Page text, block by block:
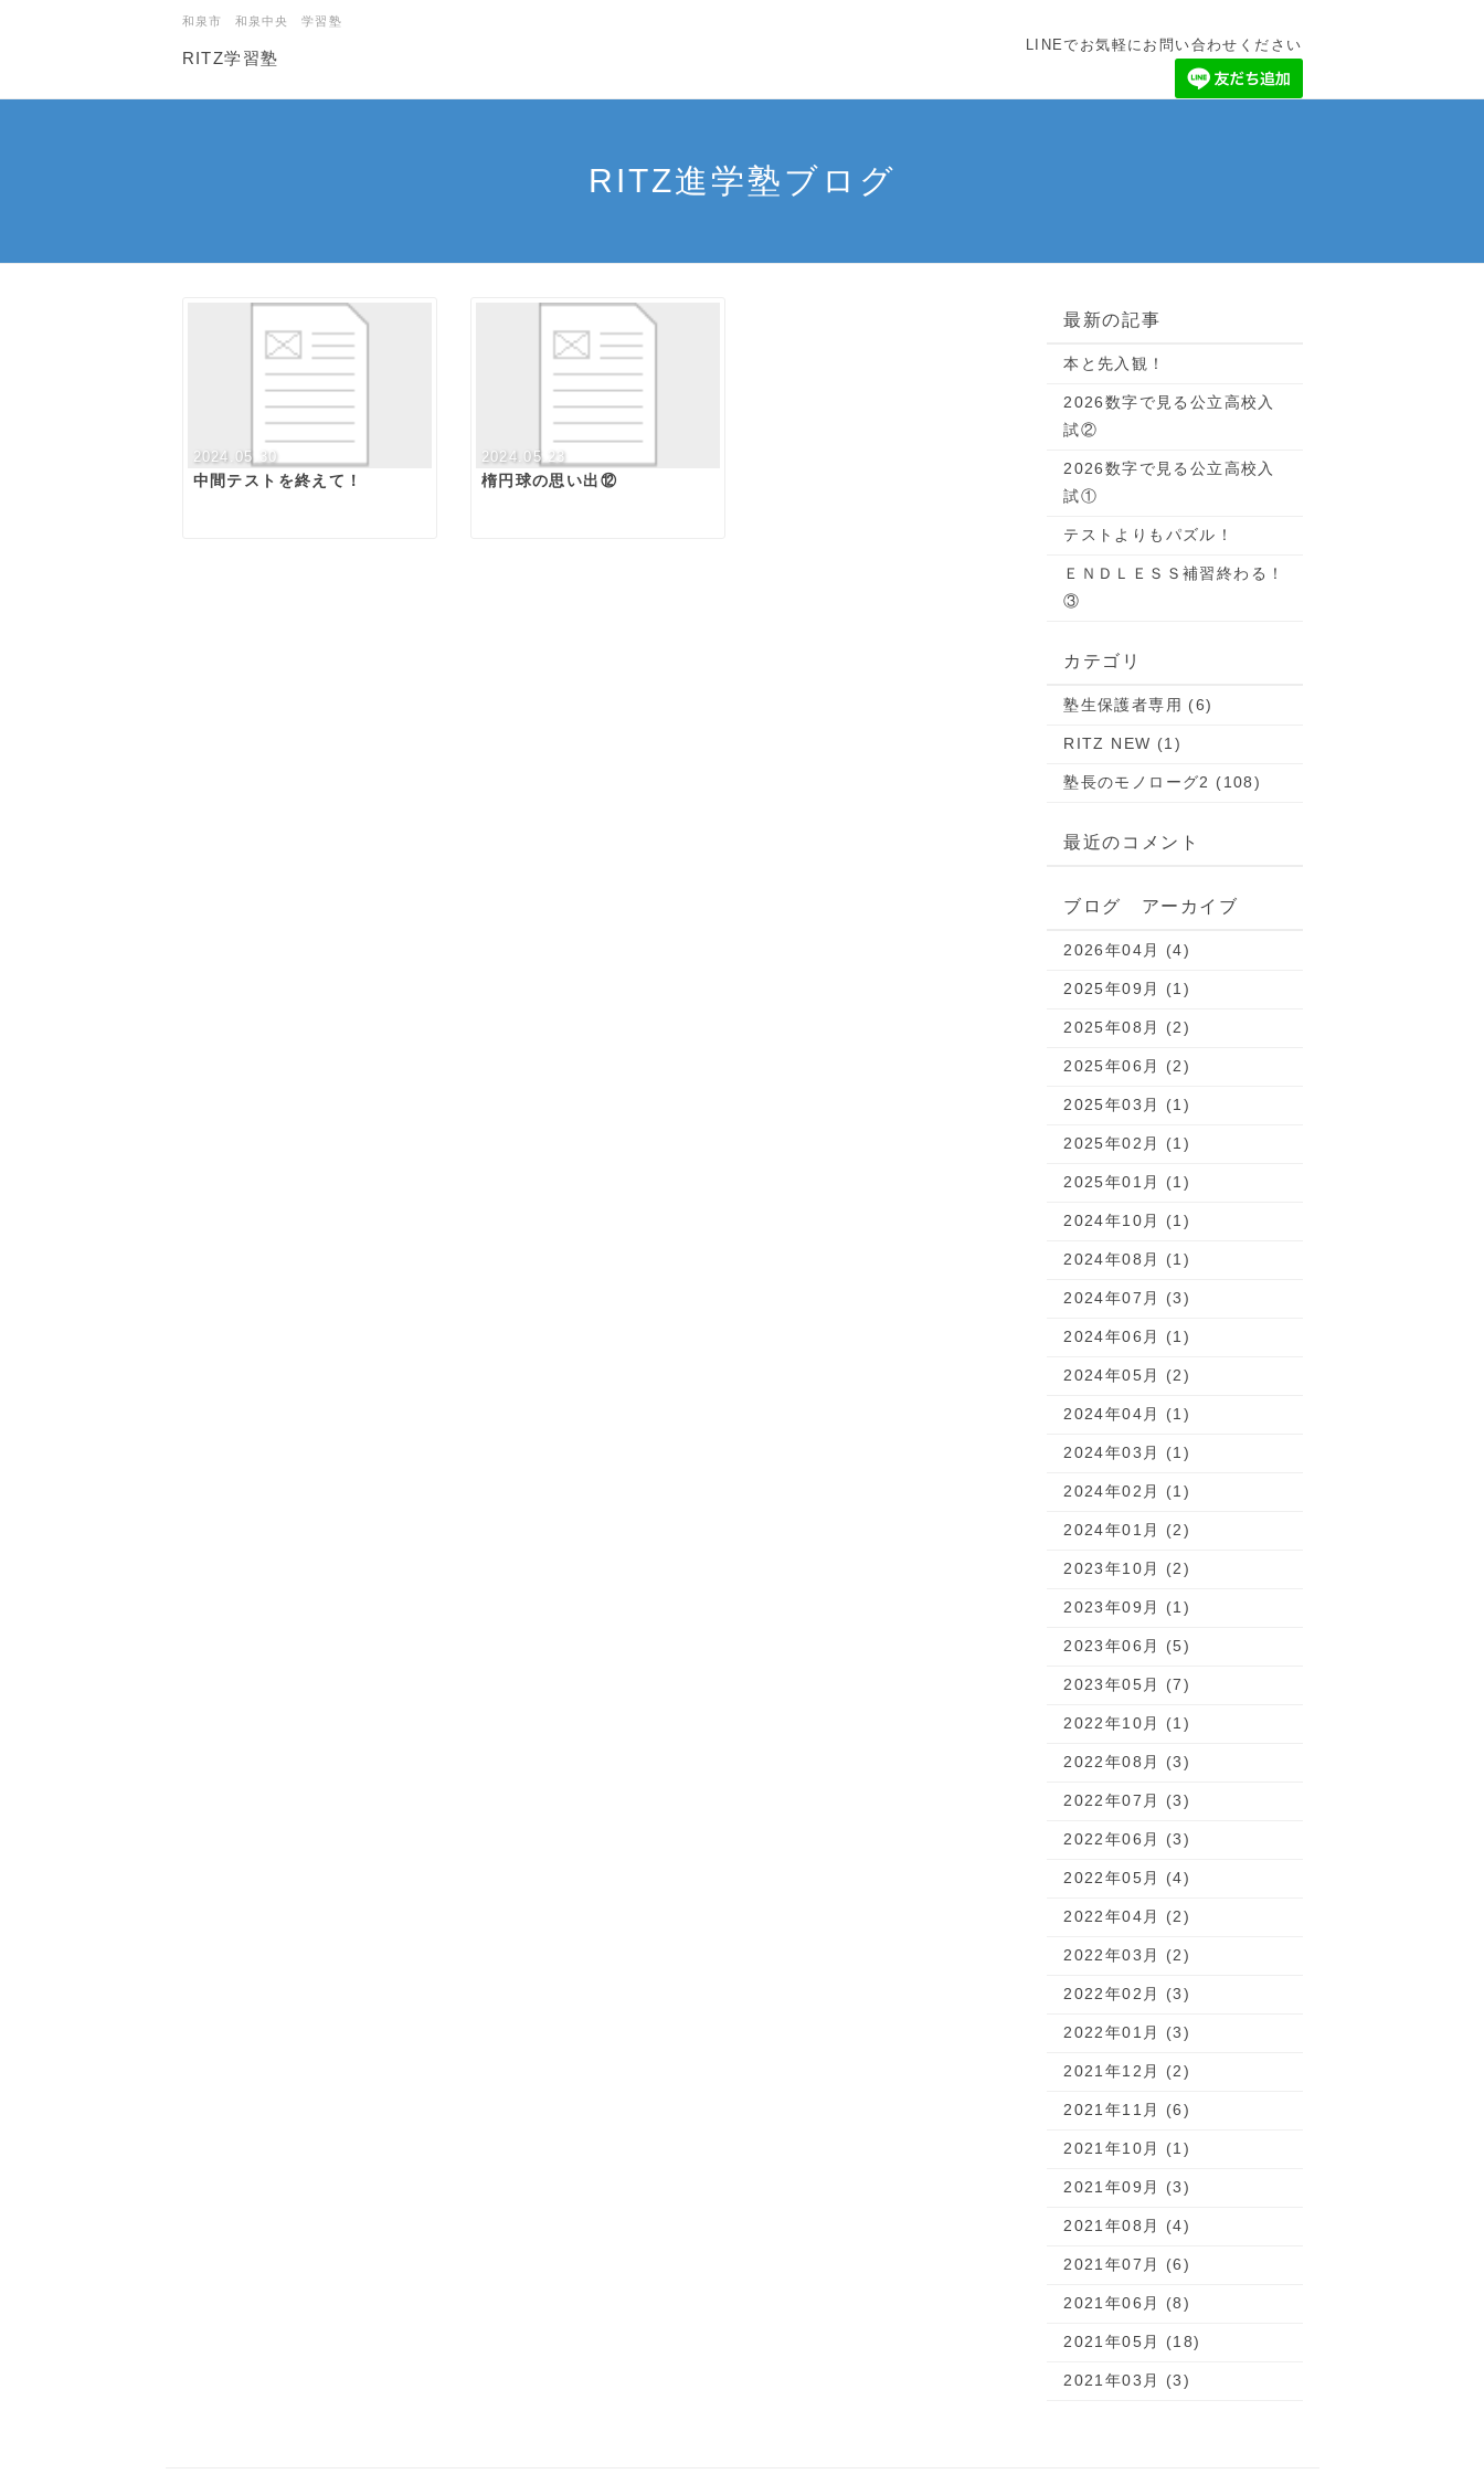
和泉市 和泉中央 学習塾
RITZ学習塾
LINEでお気軽にお問い合わせください
RITZ進学塾ブログ
2024.05.30
中間テストを終えて！
2024.05.23
楕円球の思い出⑫
最新の記事
本と先入観！
2026数字で見る公立高校入
試②
2026数字で見る公立高校入
試①
テストよりもパズル！
ＥＮＤＬＥＳＳ補習終わる！
③
カテゴリ
塾生保護者専用 (6)
RITZ NEW (1)
塾長のモノローグ2 (108)
最近のコメント
ブログ アーカイブ
2026年04月 (4)
2025年09月 (1)
2025年08月 (2)
2025年06月 (2)
2025年03月 (1)
2025年02月 (1)
2025年01月 (1)
2024年10月 (1)
2024年08月 (1)
2024年07月 (3)
2024年06月 (1)
2024年05月 (2)
2024年04月 (1)
2024年03月 (1)
2024年02月 (1)
2024年01月 (2)
2023年10月 (2)
2023年09月 (1)
2023年06月 (5)
2023年05月 (7)
2022年10月 (1)
2022年08月 (3)
2022年07月 (3)
2022年06月 (3)
2022年05月 (4)
2022年04月 (2)
2022年03月 (2)
2022年02月 (3)
2022年01月 (3)
2021年12月 (2)
2021年11月 (6)
2021年10月 (1)
2021年09月 (3)
2021年08月 (4)
2021年07月 (6)
2021年06月 (8)
2021年05月 (18)
2021年03月 (3)